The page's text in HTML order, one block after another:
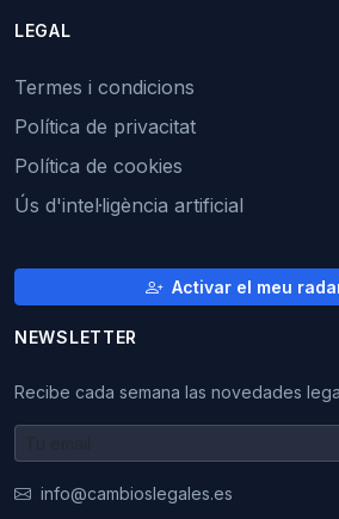
LEGAL
Termes i condicions
Política de privacitat
Política de cookies
Ús d'intel·ligència artificial
Activar el meu
NEWSLETTER
Recibe cada semana las novedades
info@cambioslegales.es